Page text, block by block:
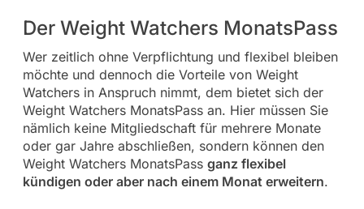
Der Weight Watchers MonatsPass
Wer zeitlich ohne Verpflichtung und flexibel bleiben
möchte und dennoch die Vorteile von Weight
Watchers in Anspruch nimmt, dem bietet sich der
Weight Watchers MonatsPass an. Hier müssen Sie
nämlich keine Mitgliedschaft für mehrere Monate
oder gar Jahre abschließen, sondern können den
Weight Watchers MonatsPass ganz flexibel
kündigen oder aber nach einem Monat erweitern.